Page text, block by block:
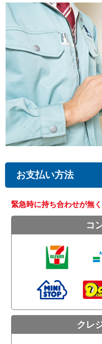
お支払い方法
緊急時に持ち合わせが無
コ
クレ